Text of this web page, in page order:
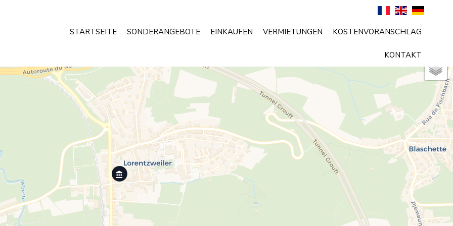
STARTSEITE SONDERANGEBOTE EINKAUFEN VERMIETUNGEN KOSTENVORANSCHLAG
KONTAKT